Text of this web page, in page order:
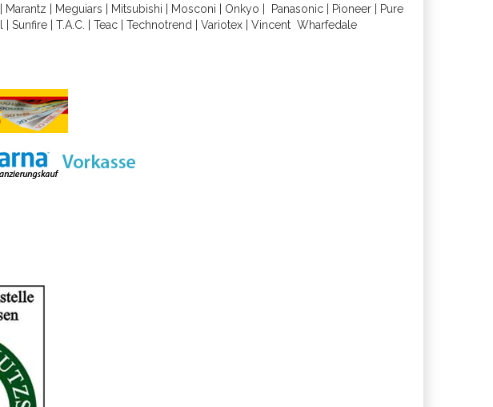
Marantz Meguiars Mitsubishi Mosconi Onkyo Panasonic| Pioneer|
Pure
Sunfire T.A.C. Teac Technotrend Variotex Vincent Wharfedal e